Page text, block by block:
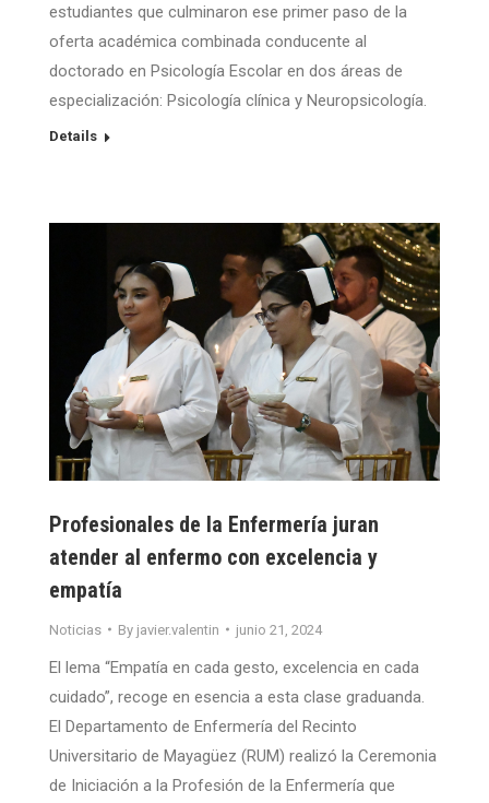
estudiantes que culminaron ese primer paso de la
oferta académica combinada conducente al
doctorado en Psicología Escolar en dos áreas de
especialización: Psicología clínica y Neuropsicología.
Details
Profesionales de la Enfermería juran
atender al enfermo con excelencia y
empatía
Noticias By javier.valentin junio 21, 2024
El lema “Empatía en cada gesto, excelencia en cada
cuidado”, recoge en esencia a esta clase graduanda.
El Departamento de Enfermería del Recinto
Universitario de Mayagüez (RUM) realizó la Ceremonia
de Iniciación a la Profesión de la Enfermería que